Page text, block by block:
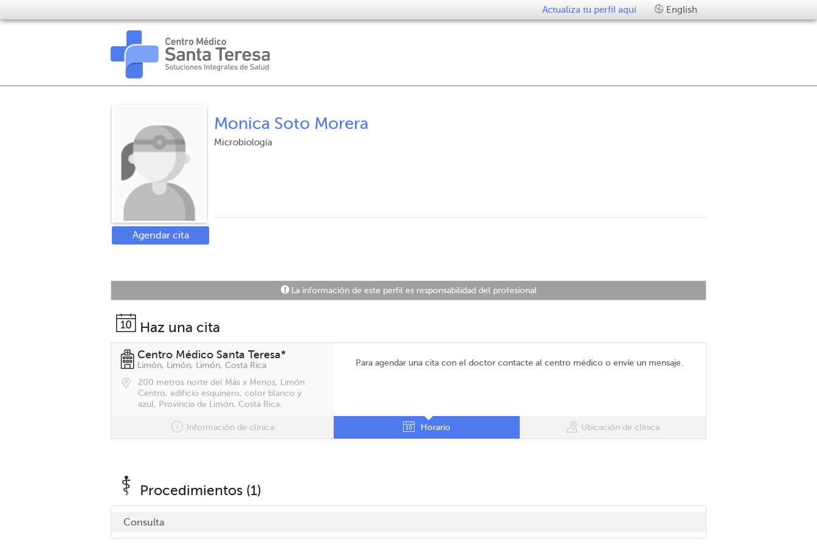
Actualiza tu perfil aquí English
Monica Soto Morera
Microbiología
Agendar cita
La información de este perfil es responsabilidad del profesional
Haz una cita
Centro Médico Santa Teresa*
Limón, Limón, Limón, Costa Rica
200 metros norte del Más x Menos, Limón
Centro, edificio esquinero, color blanco y
azul, Provincia de Limón, Costa Rica.
Para agendar una cita con el doctor contacte al centro médico o envíe un mensaje.
Información de clínica Horario Ubicación de clínica
Procedimientos (1)
Consulta